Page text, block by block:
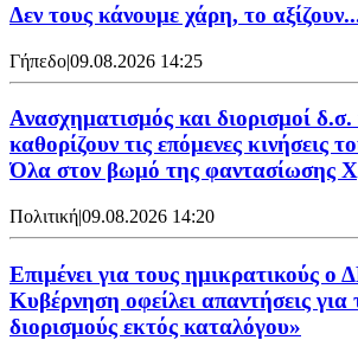
Δεν τους κάνουμε χάρη, το
Γήπεδο|09.08.2026 14:25
Ανασχηματισμός και διορισμοί
καθορίζουν τις επόμενες κινήσεις
Όλα στον βωμό της φαντασίωσης
Πολιτική|09.08.2026 14:20
Επιμένει για τους ημικρατικούς
Κυβέρνηση οφείλει απαντήσεις για
διορισμούς εκτός καταλόγου»